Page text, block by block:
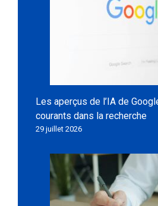
Les aperçus de l’IA de
courants dans la recherche
29 juillet 2026